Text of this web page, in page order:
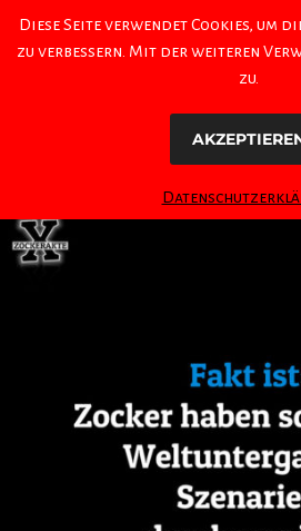
Diese Seite verwendet Cookies, um
zu verbessern. Mit der weiteren
zu.